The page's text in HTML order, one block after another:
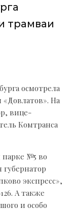
трамваи
осмотрела
На
вице-
Комтранса
№5 во
экспресс»,
А также
и особо